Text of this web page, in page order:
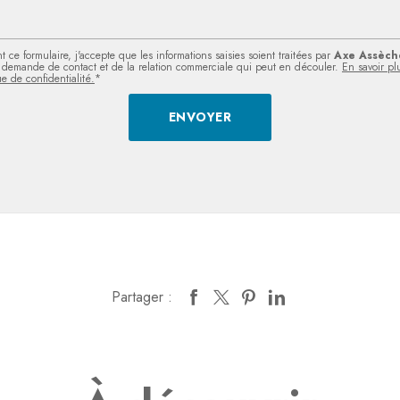
ce formulaire, j'accepte que les informations saisies soient traitées par Axe
de contact et de la relation commerciale qui peut en découler. En savoir
de confidentialité.*
Partager :